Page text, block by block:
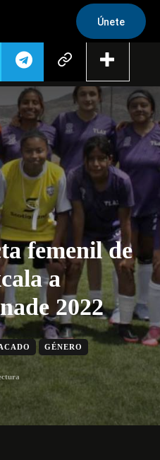
Únete
femenil de
a
2022
GÉNERO